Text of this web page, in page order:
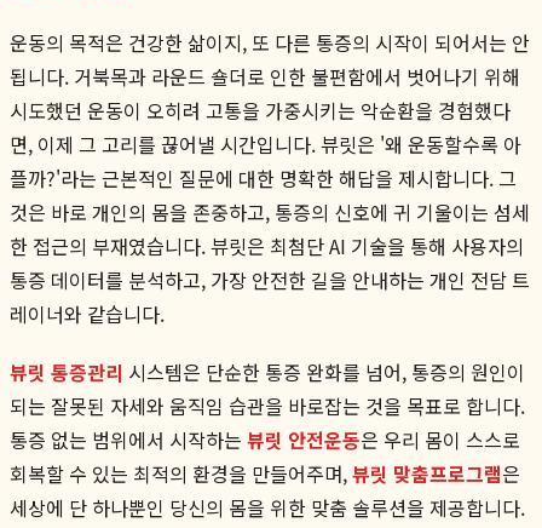
운동의 목적은 건강한 삶이지, 또 다른 통증의 시작이 되어서는 안
됩니다. 거북목과 라운드 숄더로 인한 불편함에서 벗어나기 위해
시도했던 운동이 오히려 고통을 가중시키는 악순환을 경험했다
면, 이제 그 고리를 끊어낼 시간입니다. 뷰릿은 '왜 운동할수록 아
플까?'라는 근본적인 질문에 대한 명확한 해답을 제시합니다. 그
것은 바로 개인의 몸을 존중하고, 통증의 신호에 귀 기울이는 섬세
한 접근의 부재였습니다. 뷰릿은 최첨단 AI 기술을 통해 사용자의
통증 데이터를 분석하고, 가장 안전한 길을 안내하는 개인 전담 트
레이너와 같습니다.
뷰릿 통증관리 시스템은 단순한 통증 완화를 넘어, 통증의 원인이
되는 잘못된 자세와 움직임 습관을 바로잡는 것을 목표로 합니다.
통증 없는 범위에서 시작하는 뷰릿 안전운동은 우리 몸이 스스로
회복할 수 있는 최적의 환경을 만들어주며,뷰릿 맞춤프로그램은
세상에 단 하나뿐인 당신의 몸을 위한 맞춤 솔루션을 제공합니다.